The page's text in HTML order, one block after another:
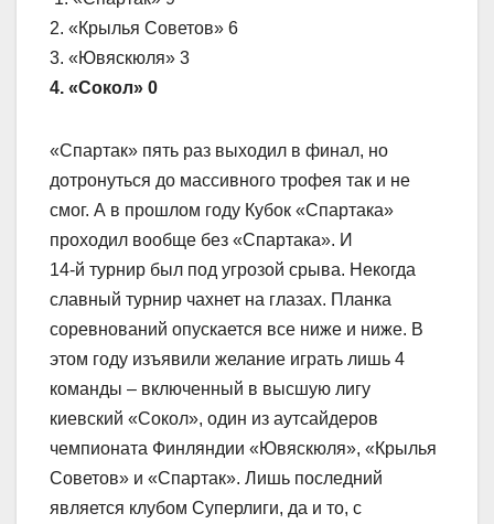
2. «Крылья Советов» 6
3. «Ювяскюля» 3
4. «Сокол» 0
«Спартак» пять раз выходил в финал, но
дотронуться до массивного трофея так и не
смог. А в прошлом году Кубок «Спартака»
проходил вообще без «Спартака». И
14-й турнир был под угрозой срыва. Некогда
славный турнир чахнет на глазах. Планка
соревнований опускается все ниже и ниже. В
этом году изъявили желание играть лишь 4
команды – включенный в высшую лигу
киевский «Сокол», один из аутсайдеров
чемпионата Финляндии «Ювяскюля», «Крылья
Советов» и «Спартак». Лишь последний
является клубом Суперлиги, да и то, с